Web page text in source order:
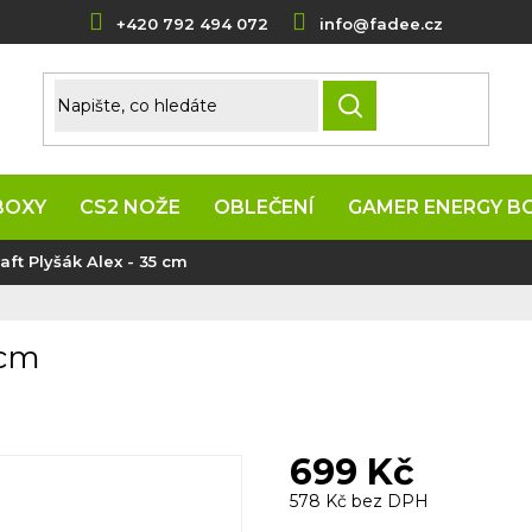
+420 792 494 072 info@fadee.cz
HLEDAT
CS2 NOŽE OBLEČENÍ GAMER ENERGY
Plyšák Alex - 35 cm
699 Kč
578 Kč bez DPH